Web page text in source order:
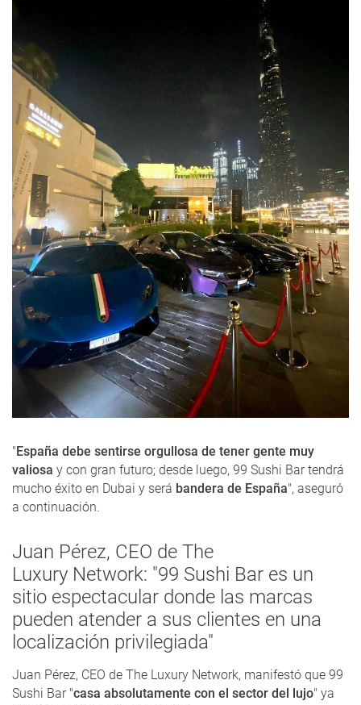
" España debe sentirse orgullosa de tener gente muy
valiosa y con gran futuro; desde luego, 99 Sushi Bar tendrá
mucho éxito en Dubai y será bandera de España", aseguró
a continuación.
Juan Pérez, CEO de The
Luxury Network: "99 Sushi Bar es un
sitio espectacular donde las marcas
pueden atender a sus clientes en una
localización privilegiada"
Juan Pérez, CEO de The Luxury Network, manifestó que 99
Sushi Bar "casa absolutamente con el sector del lujo" ya